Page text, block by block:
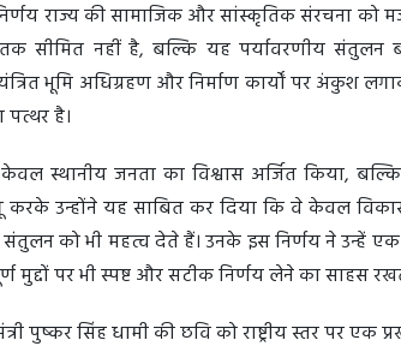
राज्य की सामाजिक और सांस्कृतिक संरचना को
सीमित नहीं है, बल्कि यह पर्यावरणीय संतुलन
भूमि अधिग्रहण और निर्माण कार्यों पर अंकुश
है।
स्थानीय जनता का विश्वास अर्जित किया, बल्कि
करके उन्होंने यह साबित कर दिया कि वे केवल
संतुलन को भी महत्व देते हैं। उनके इस निर्णय ने उन्हें
मुद्दों पर भी स्पष्ट और सटीक निर्णय लेने का साहस
पुष्कर सिंह धामी की छवि को राष्ट्रीय स्तर पर एक